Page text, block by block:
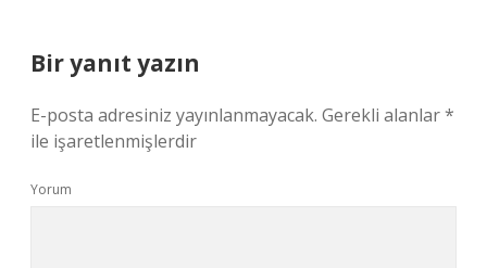
Bir yanıt yazın
E-posta adresiniz yayınlanmayacak. Gerekli alanlar*
ile işaretlenmişlerdir
Yorum